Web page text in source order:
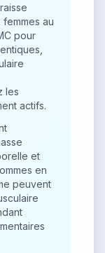
au
pour
les
actifs.
et
en
peuvent